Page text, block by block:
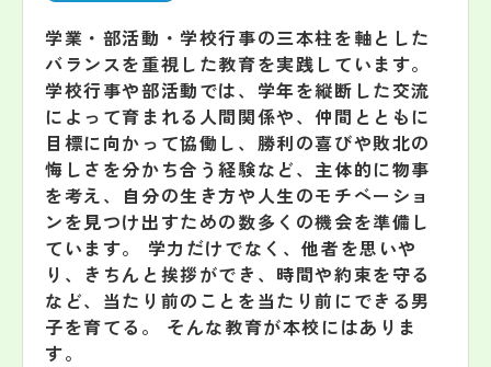
学業・部活動・学校行事の三本柱を軸とした
バランスを重視した教育を実践しています。
学校行事や部活動では、学年を縦断した交流
によって育まれる人間関係や、仲間とともに
目標に向かって協働し、勝利の喜びや敗北の
悔しさを分かち合う経験など、主体的に物事
を考え、自分の生き方や人生のモチベーショ
ンを見つけ出すための数多くの機会を準備し
ています。 学力だけでなく、他者を思いや
り、きちんと挨拶ができ、時間や約束を守る
など、当たり前のことを当たり前にできる男
子を育てる。 そんな教育が本校にはありま
す。